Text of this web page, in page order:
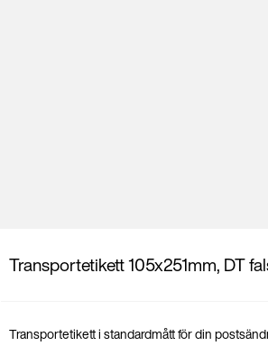
Transportetikett 105x251mm, DT
Transportetikett i standardmått för din